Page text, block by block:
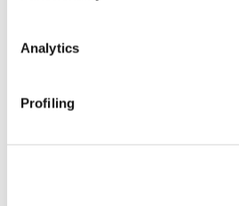
Analytics
Profiling
Fijnchemie (raffindaderijen)
SOL for Industry